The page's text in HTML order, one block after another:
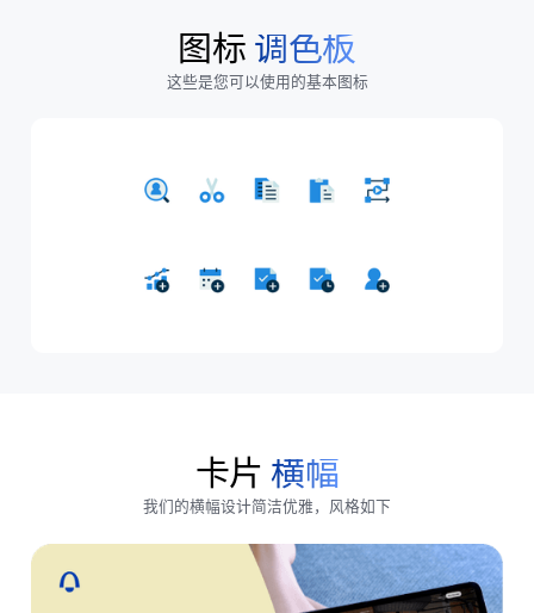
图标 调色板
这些是您可以使用的基本图标
卡片 横幅
我们的横幅设计简洁优雅，风格如下